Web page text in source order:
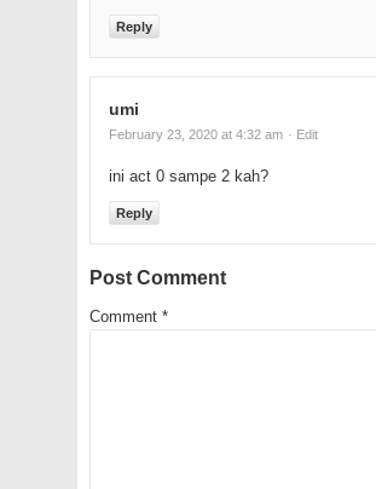
Reply
umi
February 23, 2020 at 4:32 am · Edit
ini act 0 sampe 2 kah?
Reply
Post Comment
Comment *